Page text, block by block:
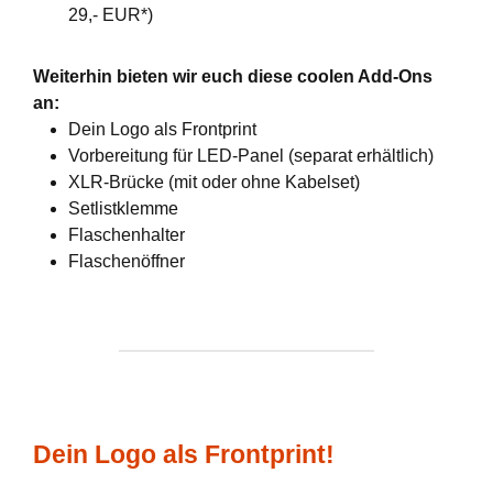
29,- EUR*)
Weiterhin bieten wir euch diese coolen Add-Ons
an:
Dein Logo als Frontprint
Vorbereitung für LED-Panel (separat erhältlich)
XLR-Brücke (mit oder ohne Kabelset)
Setlistklemme
Flaschenhalter
Flaschenöffner
Dein Logo als Frontprint!